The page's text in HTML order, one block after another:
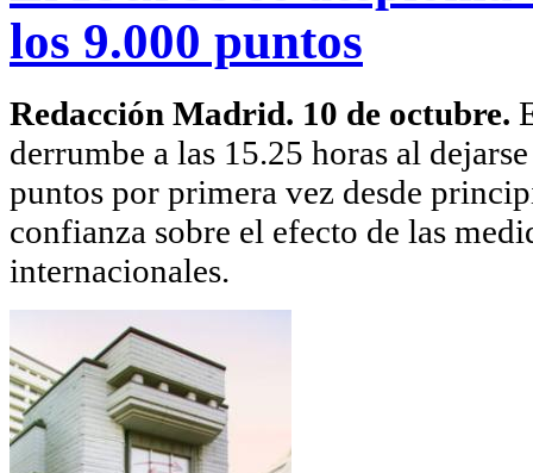
los 9.000 puntos
Redacción Madrid. 10 de octubre.
derrumbe a las 15.25 horas al
puntos por primera vez desde
confianza sobre el efecto de las
internacionales.